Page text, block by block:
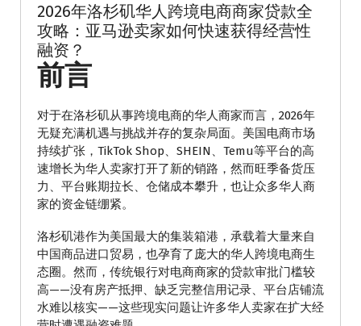
2026年洛杉矶华人跨境电商商家贷款全
攻略：亚马逊卖家如何快速获得经营性
融资？
前言
对于在洛杉矶从事跨境电商的华人商家而言，2026年
无疑充满机遇与挑战并存的复杂局面。美国电商市场
持续扩张，TikTok Shop、SHEIN、Temu等平台的高
速增长为华人卖家打开了新的销路，然而旺季备货压
力、平台账期拉长、仓储成本攀升，也让众多华人商
家的资金链绷紧。
洛杉矶港作为美国最大的集装箱港，承载着大量来自
中国商品进口贸易，也孕育了庞大的华人跨境电商生
态圈。然而，传统银行对电商商家的贷款审批门槛较
高——没有房产抵押、缺乏完整信用记录、平台店铺流
水难以核实——这些现实问题让许多华人卖家在扩大经